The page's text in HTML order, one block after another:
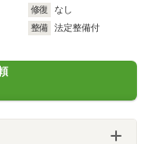
修復
なし
整備
法定整備付